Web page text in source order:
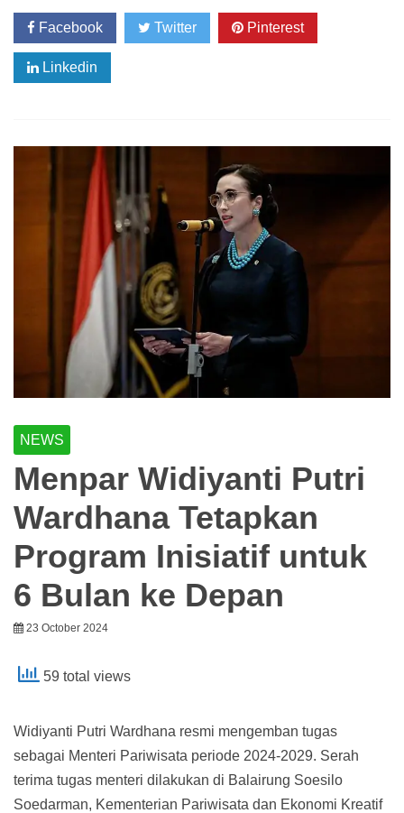
Facebook Twitter Pinterest
Linkedin
NEWS
Menpar Widiyanti Putri
Wardhana Tetapkan
Program Inisiatif untuk
6 Bulan ke Depan
23 October 2024
59 total views
Widiyanti Putri Wardhana resmi mengemban tugas
sebagai Menteri Pariwisata periode 2024-2029. Serah
terima tugas menteri dilakukan di Balairung Soesilo
Soedarman, Kementerian Pariwisata dan Ekonomi Kreatif